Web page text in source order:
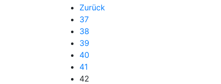
Zurück
37
38
39
40
41
42